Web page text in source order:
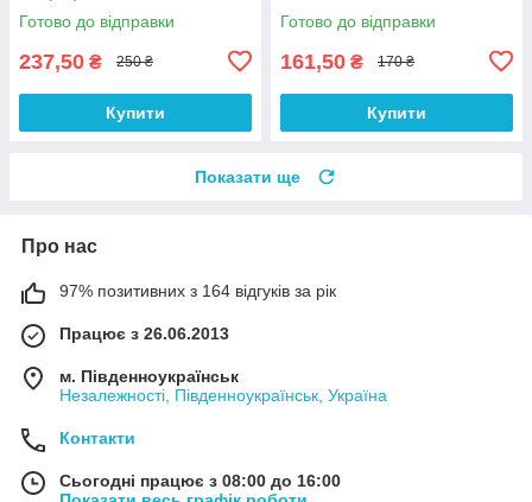
Готово до відправки
237,50 ₴ 250 ₴
Купити
Готово до відправки
161,50 ₴ 170 ₴
Купити
Показати ще
Про нас
97% позитивних з 164 відгуків за рік
Працює з 26.06.2013
м. Південноукраїнськ
Незалежності, Південноукраїнськ, Україна
Контакти
Сьогодні працює з 08:00 до 16:00